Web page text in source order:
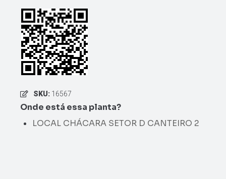
SKU: 16567
Onde está essa planta?
LOCAL CHÁCARA SETOR D CANTEIRO 2